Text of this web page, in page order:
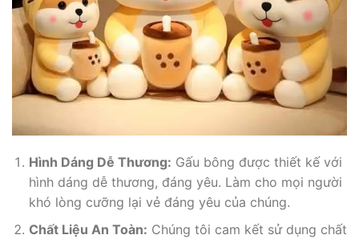
Hình Dáng Dễ Thương: Gấu bông được thiết kế với
hình dáng dễ thương, đáng yêu. Làm cho mọi người
khó lòng cưỡng lại vẻ đáng yêu của chúng.
Chất Liệu An Toàn: Chúng tôi cam kết sử dụng chất